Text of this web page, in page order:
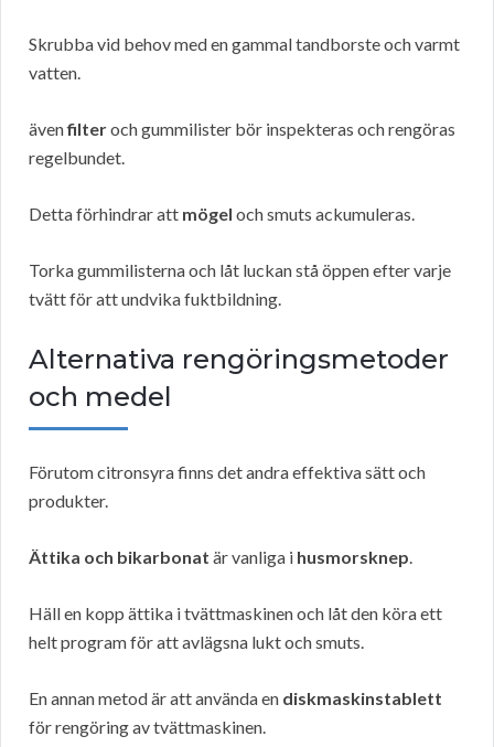
Skrubba vid behov med en gammal tandborste och varmt
vatten.
ävenfilteroch gummilister bör inspekteras och rengöras
regelbundet.
Detta förhindrar att mögel och smuts ackumuleras.
Torka gummilisterna och låt luckan stå öppen efter varje
tvätt för att undvika fuktbildning.
Alternativa rengöringsmetoder
och medel
Förutom citronsyra finns det andra effektiva sätt och
produkter.
Ättika och bikarbonat är vanliga i husmorsknep.
Häll en kopp ättika i tvättmaskinen och låt den köra ett
helt program för att avlägsna lukt och smuts.
En annan metod är att använda en diskmaskinstablett
för rengöring av tvättmaskinen.